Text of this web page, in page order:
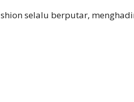
selalu berputar,